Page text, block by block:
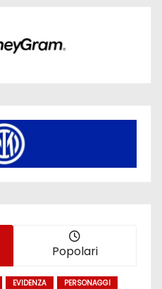
Popolari
EVIDENZA
PERSONAGGI